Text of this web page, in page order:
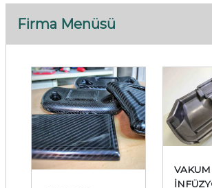
Firma Menüsü
VAKUM